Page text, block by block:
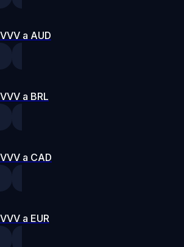
VVV a AUD
VVV a BRL
VVV a CAD
VVV a EUR